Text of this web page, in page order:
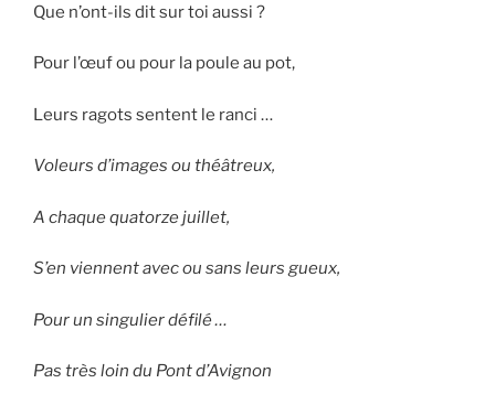
Que n’ont-ils dit sur toi aussi ?
Pour l’œuf ou pour la poule au pot,
Leurs ragots sentent le ranci …
Voleurs d’images ou théâtreux,
A chaque quatorze juillet,
S’en viennent avec ou sans leurs gueux,
Pour un singulier défilé …
Pas très loin du Pont d’Avignon